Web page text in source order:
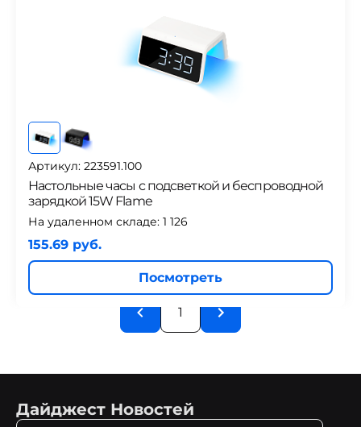
Артикул: 223591.100
Настольные часы с подсветкой и беспроводной
зарядкой 15W Flame
На удаленном складе: 1 126
155.69 руб.
Посмотреть
1
Дайджест Новостей